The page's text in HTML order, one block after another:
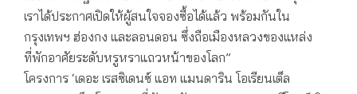
เราได้ประกาศเปิดให้ผู้สนใจจองซื้อได้แล้ว พร้อมกันใน
กรุงเทพฯ ฮ่องกง และลอนดอน ซึ่งถือเมืองหลวงของแหล่ง
ที่พักอาศัยระดับหรูหราแถวหน้าของโลก”
โครงการ ‘เดอะ เรสซิเดนซ์ แอท แมนดาริน โอเรียนเต็ล